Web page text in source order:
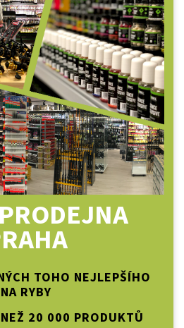
TOHO NEJLEPŠÍHO
NA RYBY
20 000 PRODUKTŮ